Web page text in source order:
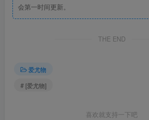
会第一时间更新。
THE END
爱尤物
# [爱尤物]
喜欢就支持一下吧